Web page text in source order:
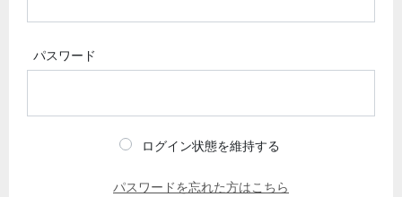
パスワード
ログイン状態を維持する
パスワードを忘れた方はこちら